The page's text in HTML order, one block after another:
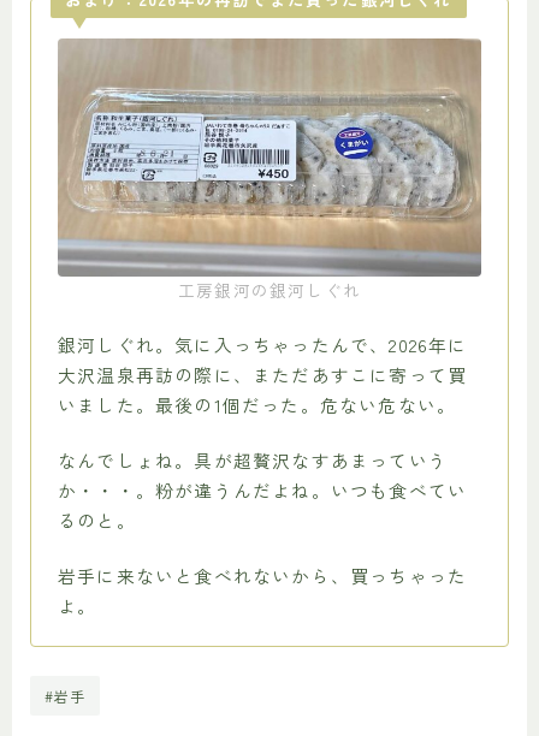
工房銀河の銀河しぐれ
銀河しぐれ。気に入っちゃったんで、2026年に
大沢温泉再訪の際に、まただあすこに寄って買
いました。最後の1個だった。危ない危ない。
なんでしょね。具が超贅沢なすあまっていう
か・・・。粉が違うんだよね。いつも食べてい
るのと。
岩手に来ないと食べれないから、買っちゃった
よ。
#岩手